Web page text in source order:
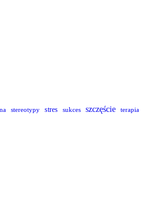
stereotypy stres sukces szczęście
terapia